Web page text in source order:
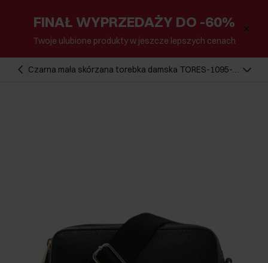
FINAŁ WYPRZEDAŻY DO -60%
Twoje ulubione produkty w jeszcze lepszych cenach
Czarna mała skórzana torebka damska TORES-1095-